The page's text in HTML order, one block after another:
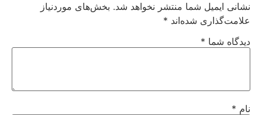
نشانی ایمیل شما منتشر نخواهد شد. بخش‌های موردنیاز
علامت‌گذاری شده‌اند *
دیدگاه شما *
نام *